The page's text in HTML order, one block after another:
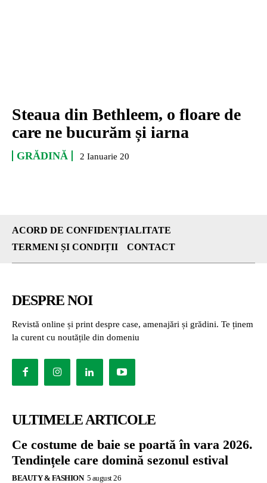
Steaua din Bethleem, o floare de
care ne bucurăm și iarna
GRĂDINĂ 2 Ianuarie 20
ACORD DE CONFIDENȚIALITATE
TERMENI ȘI CONDIȚII
CONTACT
DESPRE NOI
Revistă online și print despre case, amenajări și grădini. Te ținem
la curent cu noutățile din domeniu
ULTIMELE ARTICOLE
Ce costume de baie se poartă în vara 2026.
Tendințele care domină sezonul estival
BEAUTY & FASHION 5 august 26